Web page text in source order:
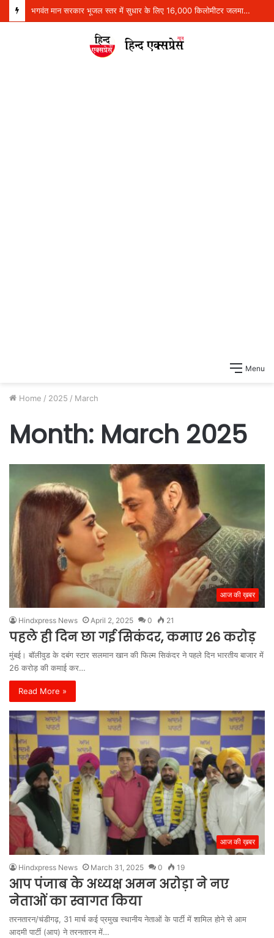
भगवंत मान सरकार भूजल स्तर में सुधार के लिए 16,000 किलोमीटर जलमार्गों (खालों) का पुनर्जीवन कर रही है: हरपाल सिंह चीमा
Menu
Home / 2025 / March
Month: March 2025
आज की ख़बर
Hindxpress News April 2, 2025 0 21
पहले ही दिन छा गई सिकंदर, कमाए 26 करोड़
मुंबई। बॉलीवुड के दबंग स्टार सलमान खान की फिल्म सिकंदर ने पहले दिन भारतीय बाजार में
26 करोड़ की कमाई कर…
Read More »
आज की ख़बर
Hindxpress News March 31, 2025 0 19
आप पंजाब के अध्यक्ष अमन अरोड़ा ने नए
नेताओं का स्वागत किया
तरनतारन/चंडीगढ़, 31 मार्च कई प्रमुख स्थानीय नेताओं के पार्टी में शामिल होने से आम
आदमी पार्टी (आप) ने तरनतारन में…